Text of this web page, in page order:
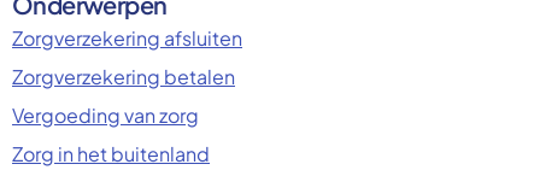
Zorgverzekering afsluiten
Zorgverzekering betalen
Vergoeding van zorg
Zorg in het buitenland